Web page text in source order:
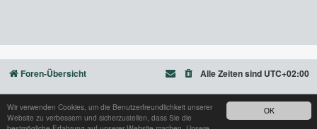
OK
Wir verwenden Cookies, um die Benutzerfreundlichkeit unserer
Website zu verbessern und sicherzustellen, dass Sie die
Foren-Übersicht Alle Zeiten sind UTC+02:00
Powered byphpBB® Forum Software © phpBB Limited